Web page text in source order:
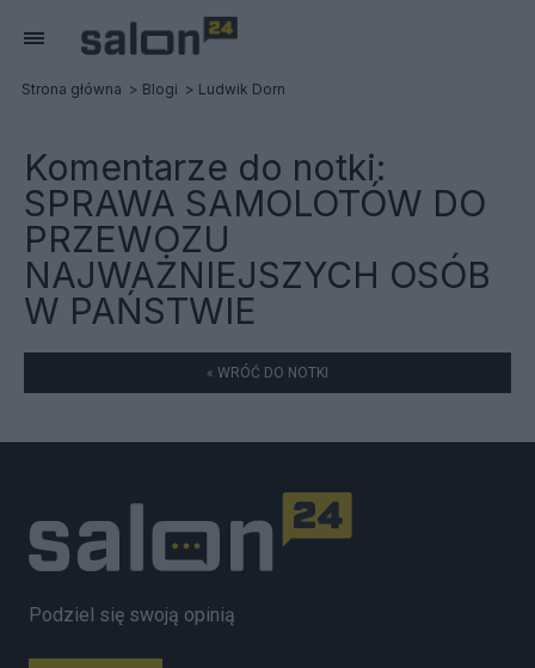
Strona główna Blogi Ludwik Dorn
Komentarze do notki:
SPRAWA SAMOLOTÓW DO
PRZEWOZU
NAJWAŻNIEJSZYCH OSÓB
W PAŃSTWIE
« WRÓĆ DO NOTKI
Podziel się swoją opinią